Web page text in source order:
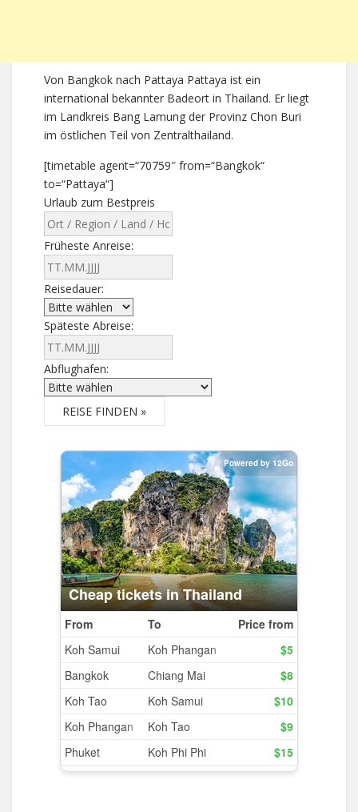
Von Bangkok nach Pattaya Pattaya ist ein
international bekannter Badeort in Thailand. Er liegt
im Landkreis Bang Lamung der Provinz Chon Buri
im östlichen Teil von Zentralthailand.
[timetable agent=“70759″ from=“Bangkok“
to=“Pattaya“]
Urlaub zum Bestpreis
Früheste Anreise:
Reisedauer:
Späteste Abreise:
Abflughafen:
REISE FINDEN »